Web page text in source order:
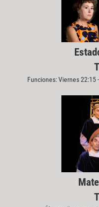
Funciones: Viernes 22:15